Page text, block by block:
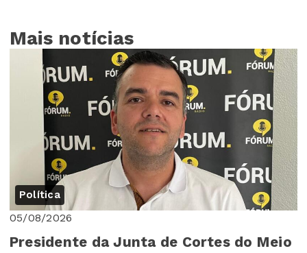
Mais notícias
Política
05/08/2026
Presidente da Junta de Cortes do Meio